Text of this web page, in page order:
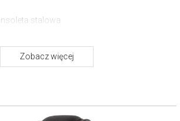
stalowa
m
2 lata
Zobacz więcej